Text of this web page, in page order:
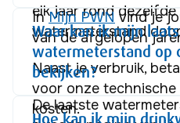
elk jaar rond
watermeterstand
Naast je verbruik,
voor onze
kosten.
In Mijn PWN vind je
van de afgelopen
Waar kan ik mijn
watermeterstand op
bekijken?
De laatste
Hoe kan ik mijn